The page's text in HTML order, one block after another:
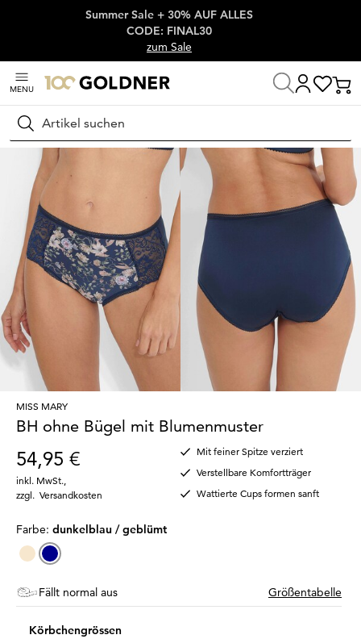
Überspringe Navigation, direkt zum Content
Summer Sale + 30% AUF ALLES
CODE: FINAL30
zum Sale
MENU
Suchen
Startseite Wäsche & Bademode
MISS MARY
BH ohne Bügel mit Blumenmuster
54,95 €
inkl. MwSt.
zzgl. Versandkosten
Mit feiner Spitze verziert
Verstellbare Komfortträger
Wattierte Cups formen sanft
Farbe: dunkelblau / geblümt
Fällt normal aus Größentabelle
Körbchengrössen